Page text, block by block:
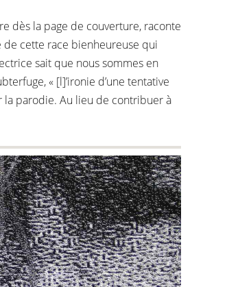
dès la page de couverture, raconte
de cette race bienheureuse qui
sait que nous sommes en
« [l]’ironie d’une tentative
la parodie. Au lieu de contribuer à